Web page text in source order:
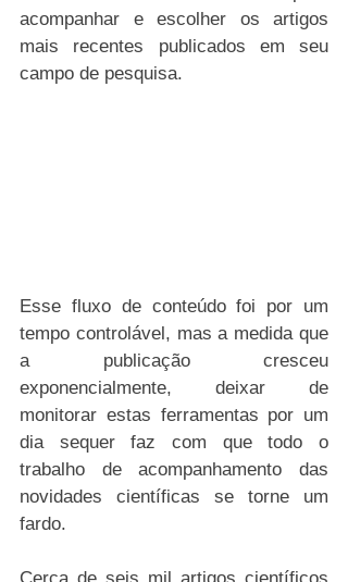
acompanhar e escolher os artigos
mais recentes publicados em seu
campo de pesquisa.
Esse fluxo de conteúdo foi por um
tempo controlável, mas a medida que
a publicação cresceu
exponencialmente, deixar de
monitorar estas ferramentas por um
dia sequer faz com que todo o
trabalho de acompanhamento das
novidades científicas se torne um
fardo.